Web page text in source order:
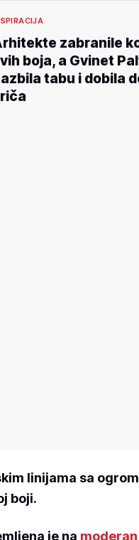
zabranile
boja, a Gvinet
tabu i dobila
linijama sa
boji.
je na